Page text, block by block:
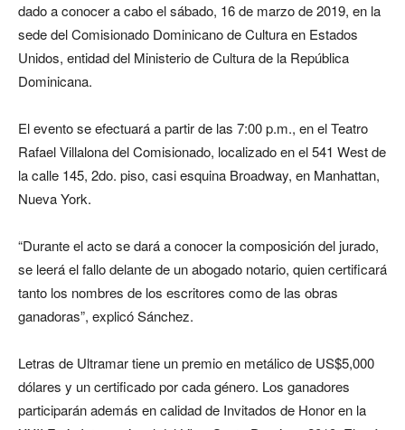
dado a conocer a cabo el sábado, 16 de marzo de 2019, en la
sede del Comisionado Dominicano de Cultura en Estados
Unidos, entidad del Ministerio de Cultura de la República
Dominicana.
El evento se efectuará a partir de las 7:00 p.m., en el Teatro
Rafael Villalona del Comisionado, localizado en el 541 West de
la calle 145, 2do. piso, casi esquina Broadway, en Manhattan,
Nueva York.
“Durante el acto se dará a conocer la composición del jurado,
se leerá el fallo delante de un abogado notario, quien certificará
tanto los nombres de los escritores como de las obras
ganadoras”, explicó Sánchez.
Letras de Ultramar tiene un premio en metálico de US$5,000
dólares y un certificado por cada género. Los ganadores
participarán además en calidad de Invitados de Honor en la